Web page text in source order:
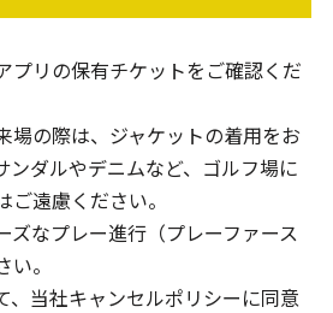
プリの保有チケットをご確認くだ
場の際は、ジャケットの着用をお
ンダルやデニムなど、ゴルフ場に
遠慮ください。
ズなプレー進行（プレーファース
。
、当社キャンセルポリシーに同意